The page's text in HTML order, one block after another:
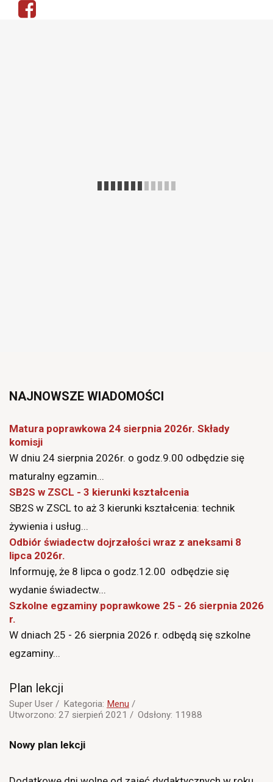
NAJNOWSZE WIADOMOŚCI
Matura poprawkowa 24 sierpnia 2026r. Składy
komisji
W dniu 24 sierpnia 2026r. o godz.9.00 odbędzie się
maturalny egzamin...
SB2S w ZSCL - 3 kierunki kształcenia
SB2S w ZSCL to aż 3 kierunki kształcenia: technik
żywienia i usług...
Odbiór świadectw dojrzałości wraz z aneksami 8
lipca 2026r.
Informuję, że 8 lipca o godz.12.00 odbędzie się
wydanie świadectw...
Szkolne egzaminy poprawkowe 25 - 26 sierpnia 2026
r.
W dniach 25 - 26 sierpnia 2026 r. odbędą się szkolne
egzaminy...
Plan lekcji
Super User Kategoria: Menu
Utworzono: 27 sierpień 2021
Odsłony: 11988
Nowy plan lekcji